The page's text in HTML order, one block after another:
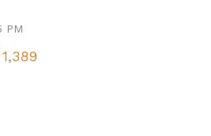
PM
1,389